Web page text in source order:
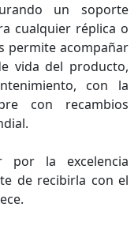
un soporte
cualquier réplica o
permite acompañar
vida del producto,
con la
con recambios
por la excelencia
de recibirla con el